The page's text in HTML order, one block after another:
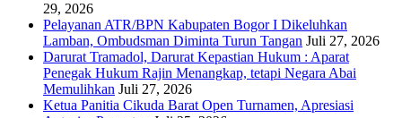
29, 2026
Pelayanan ATR/BPN Kabupaten Bogor I Dikeluhkan
Lamban, Ombudsman Diminta Turun Tangan Juli 27, 2026
Darurat Tramadol, Darurat Kepastian Hukum : Aparat
Penegak Hukum Rajin Menangkap, tetapi Negara Abai
Memulihkan Juli 27, 2026
Ketua Panitia Cikuda Barat Open Turnamen, Apresiasi